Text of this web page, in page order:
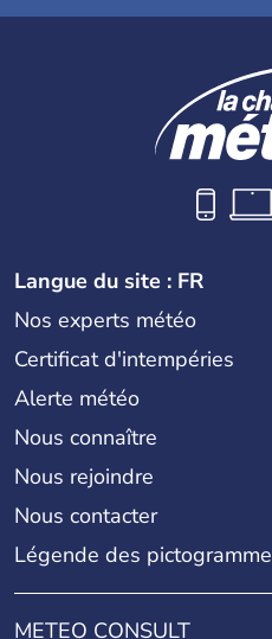
Langue du site : FR
Nos experts météo
Certificat d'intempéries
Alerte météo
Nous connaître
Nous rejoindre
Nous contacter
Légende des
METEO CONSULT